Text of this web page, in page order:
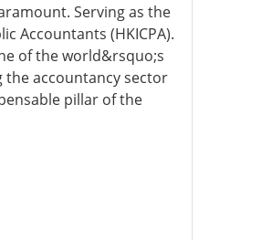
Serving as the
Accountants (HKICPA).
of the world&rsquo;s
accountancy sector
pillar of the